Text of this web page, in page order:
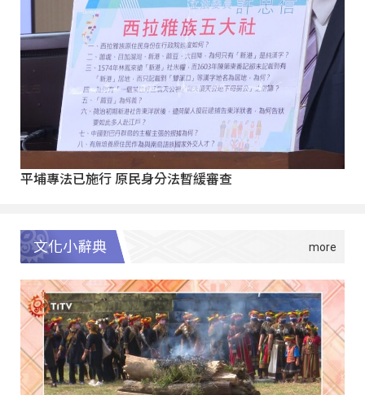
平埔專法已施行 原民身分法暫緩審查
文化小辭典